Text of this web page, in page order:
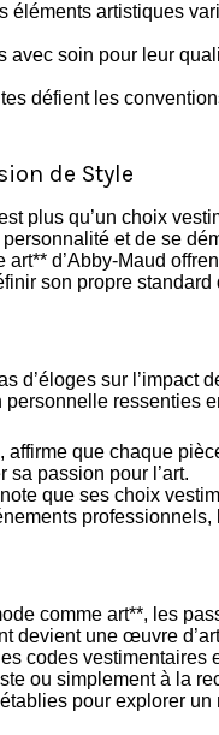
éléments artistiques
avec soin pour leur
défient les
de Style
plus qu’un choix
et de se
d’Abby-Maud
son propre standard
d’éloges sur l’impact
ressenties
que chaque
sa passion pour l’art.
que ses choix
comme art**, les
devient une œuvre
codes vestimentaires
ou simplement à la
pour explorer un